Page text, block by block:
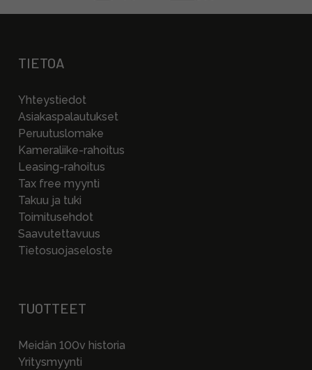
TIETOA
Yhteystiedot
Asiakaspalautukset
Peruutuslomake
Kameraliike-rahoitus
Leasing-rahoitus
Tax free myynti
Takuu ja tuki
Toimitusehdot
Saavutettavuus
Tietosuojaseloste
TUOTTEET
Meidän 100v historia
Yritysmyynti